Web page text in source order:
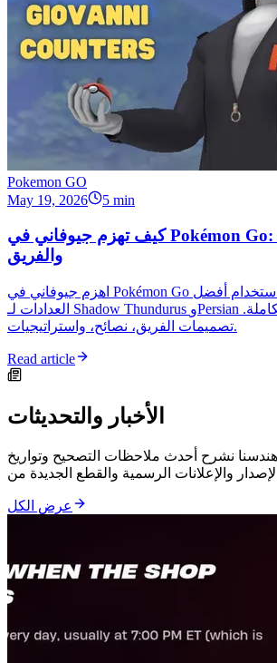
Pokemon GO
May 19, 2026
5 min
كيف تهزم جيوفاني في Pokémon Go: أفضل العدادات
والفريق
اهزم جيوفاني في Pokémon Go في أبريل 2026 باستخدام أفضل
العدادات لـ Shadow Thundurus وPersian وتشكيلته الكاملة.
تصميمات الفريق، نصائح، واستراتيجيات.
Read article
الأخبار والتحديثات
نشرح أحدث ملاحظات التصحيح وتواريخ
عرض الكل